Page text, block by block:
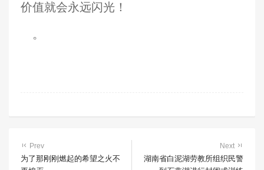
价值就会永远闪光！
。
Prev
为了那刚刚燃起的希望之火不
Next
湖南省白泥湖劳教所组织民警